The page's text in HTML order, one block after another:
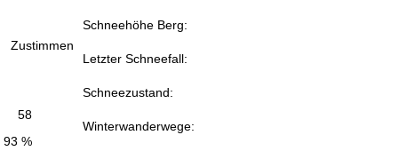
Zustimmen
58
93 %
Schneehöhe Berg:
Letzter Schneefall:
Schneezustand:
Winterwanderwege: